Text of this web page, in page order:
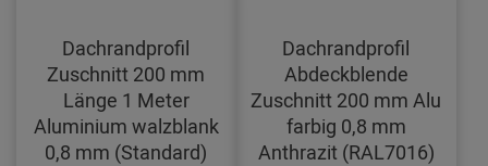
Dachrandprofil
Zuschnitt 200 mm
Länge 1 Meter
Aluminium walzblank
0,8 mm (Standard)
Dachrandprofil
Abdeckblende
Zuschnitt 200 mm Alu
farbig 0,8 mm
Anthrazit (RAL7016)